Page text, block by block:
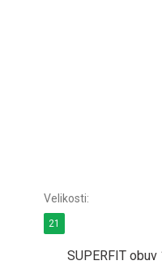
SUPERFIT
21